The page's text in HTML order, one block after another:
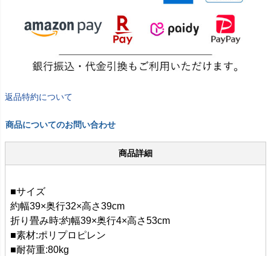
返品特約について
商品についてのお問い合わせ
商品詳細
■サイズ
約幅39×奥行32×高さ39cm
折り畳み時:約幅39×奥行4×高さ53cm
■素材:ポリプロピレン
■耐荷重:80kg